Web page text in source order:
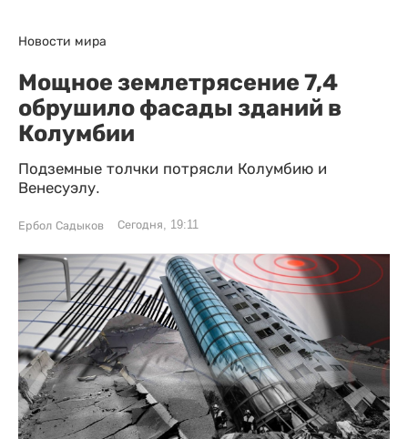
Новости мира
Мощное землетрясение 7,4
обрушило фасады зданий в
Колумбии
Подземные толчки потрясли Колумбию и
Венесуэлу.
Ербол Садыков Сегодня, 19:11